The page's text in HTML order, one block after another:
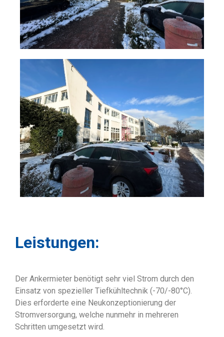
Leistungen:
Der Ankermieter benötigt sehr viel Strom durch den
Einsatz von spezieller Tiefkühltechnik (-70/-80°C).
Dies erforderte eine Neukonzeptionierung der
Stromversorgung, welche nunmehr in mehreren
Schritten umgesetzt wird.